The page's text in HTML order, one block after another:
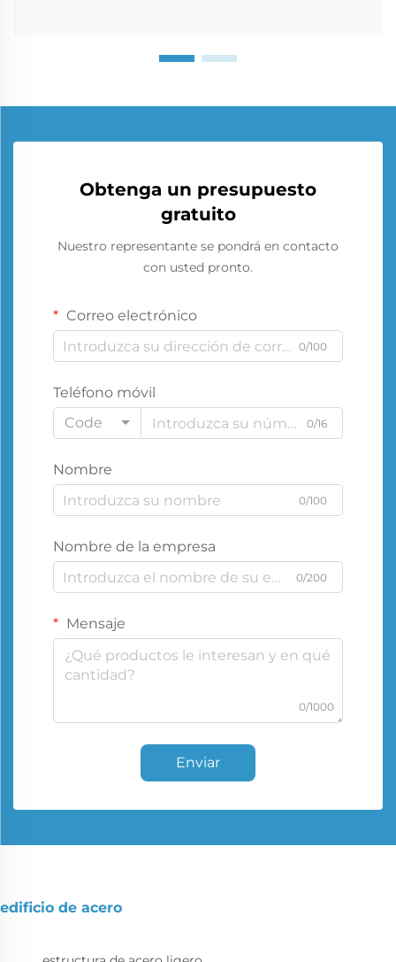
Obtenga un presupuesto
gratuito
Nuestro representante se pondrá en contacto
con usted pronto.
Correo electrónico
0/100
Teléfono móvil
Code
0/16
Nombre
0/100
Nombre de la empresa
0/200
Mensaje
0/1000
Enviar
edificio de acero